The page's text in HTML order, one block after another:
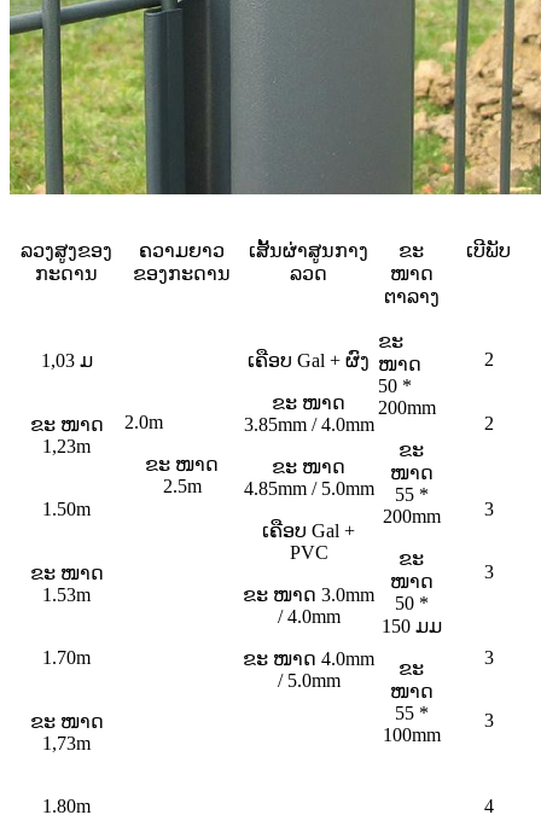
ລວງສູງຂອງ
ກະດານ
ຄວາມຍາວ
ຂອງກະດານ
ເສັ້ນຜ່າສູນກາງ
ລວດ
ຂະ
ໜາດ
ຕາລາງ
ເບີພັບ
1,03 ມ
2.0m
ຂະ ໜາດ
2.5m
ເຄືອບ Gal + ຜົງ
ຂະ ໜາດ
3.85mm / 4.0mm
ຂະ ໜາດ
4.85mm / 5.0mm
ເຄືອບ Gal +
PVC
ຂະ ໜາດ 3.0mm
/ 4.0mm
ຂະ ໜາດ 4.0mm
/ 5.0mm
ຂະ
ໜາດ
50 *
200mm
ຂະ
ໜາດ
55 *
200mm
ຂະ
ໜາດ
50 *
150 ມມ
ຂະ
ໜາດ
55 *
100mm
2
ຂະ ໜາດ
1,23m
2
1.50m 3
ຂະ ໜາດ
1.53m
3
1.70m 3
ຂະ ໜາດ
1,73m
3
1.80m 4